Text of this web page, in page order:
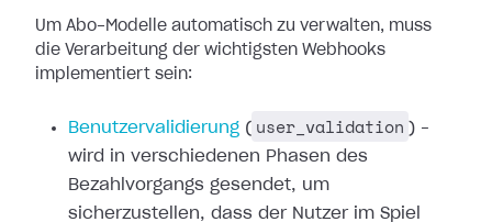
Um Abo-Modelle automatisch zu verwalten, muss
die Verarbeitung der wichtigsten Webhooks
implementiert sein:
Benutzervalidierung ( user_validation ) –
wird in verschiedenen Phasen des
Bezahlvorgangs gesendet, um
sicherzustellen, dass der Nutzer im Spiel